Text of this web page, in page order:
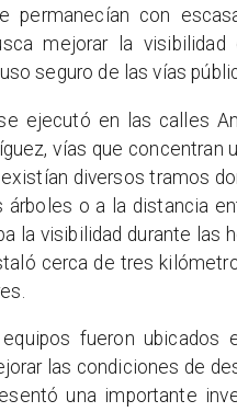
permanecían con
mejorar la
seguro de las vías
ejecutó en las calles
vías que
diversos tramos
o a la distancia
la visibilidad durante las
cerca de tres
fueron ubicados
las condiciones de
una importante